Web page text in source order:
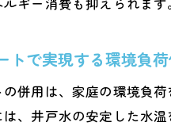
トで実現する環境負
併用は、家庭の環境負
、井戸水の安定した水